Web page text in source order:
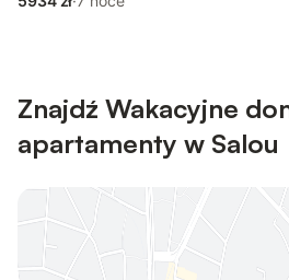
Znajdź Wakacyjne
apartamenty w Salou